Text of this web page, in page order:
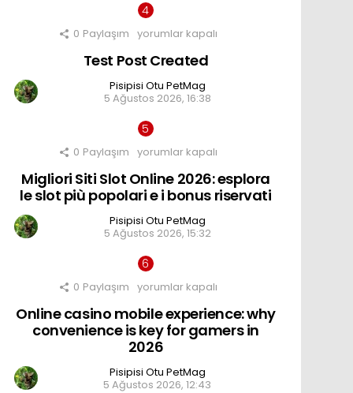
0 Paylaşım
Test
Created
yorumlar kapalı
Test Post Created
Pisipisi Otu PetMag
5 Ağustos 2026, 16:38
0 Paylaşım
Migliori
Slot
Online
2026:
esplora
le
slot
più
popolari
i
riservati
için
yorumlar kapalı
Migliori Siti Slot Online 2026: esplora
le slot più popolari e i bonus riservati
Pisipisi Otu PetMag
5 Ağustos 2026, 15:32
0 Paylaşım
Online
mobile
experience:
why
convenience
key
for
yorumlar kapalı
Online casino mobile experience: why
convenience is key for gamers in
2026
Pisipisi Otu PetMag
5 Ağustos 2026, 12:43